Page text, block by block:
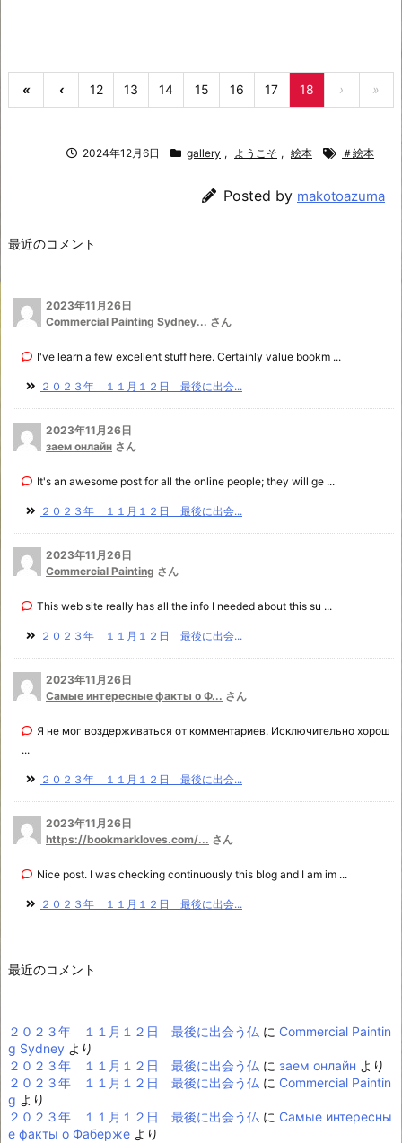
« ‹ 12 13 14 15 16 17 18 › »
2024年12月6日 gallery , ようこそ , 絵本 ＃絵本
Posted by makotoazuma
最近のコメント
2023年11月26日
Commercial Painting Sydney... さん
I've learn a few excellent stuff here. Certainly value bookm ...
２０２３年 １１月１２日 最後に出会...
2023年11月26日
заем онлайн さん
It's an awesome post for all the online people; they will ge ...
２０２３年 １１月１２日 最後に出会...
2023年11月26日
Commercial Painting さん
This web site really has all the info I needed about this su ...
２０２３年 １１月１２日 最後に出会...
2023年11月26日
Самые интересные факты о Ф... さん
Я не мог воздерживаться от комментариев. Исключительно хорош
...
２０２３年 １１月１２日 最後に出会...
2023年11月26日
https://bookmarkloves.com/... さん
Nice post. I was checking continuously this blog and I am im ...
２０２３年 １１月１２日 最後に出会...
最近のコメント
２０２３年 １１月１２日 最後に出会う仏 に Commercial Paintin
g Sydney より
２０２３年 １１月１２日 最後に出会う仏 に заем онлайн より
２０２３年 １１月１２日 最後に出会う仏 に Commercial Paintin
g より
２０２３年 １１月１２日 最後に出会う仏 に Самые интересны
е факты о Фаберже より